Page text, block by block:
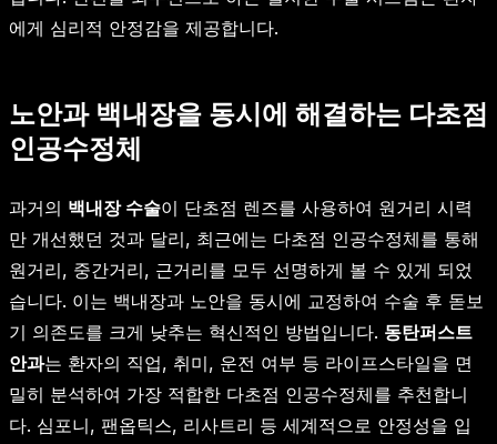
에게 심리적 안정감을 제공합니다.
노안과 백내장을 동시에 해결하는 다초점
인공수정체
과거의 백내장 수술이 단초점 렌즈를 사용하여 원거리 시력
만 개선했던 것과 달리, 최근에는 다초점 인공수정체를 통해
원거리, 중간거리, 근거리를 모두 선명하게 볼 수 있게 되었
습니다. 이는 백내장과 노안을 동시에 교정하여 수술 후 돋보
기 의존도를 크게 낮추는 혁신적인 방법입니다. 동탄퍼스트
안과는 환자의 직업, 취미, 운전 여부 등 라이프스타일을 면
밀히 분석하여 가장 적합한 다초점 인공수정체를 추천합니
다. 심포니, 팬옵틱스, 리사트리 등 세계적으로 안정성을 입